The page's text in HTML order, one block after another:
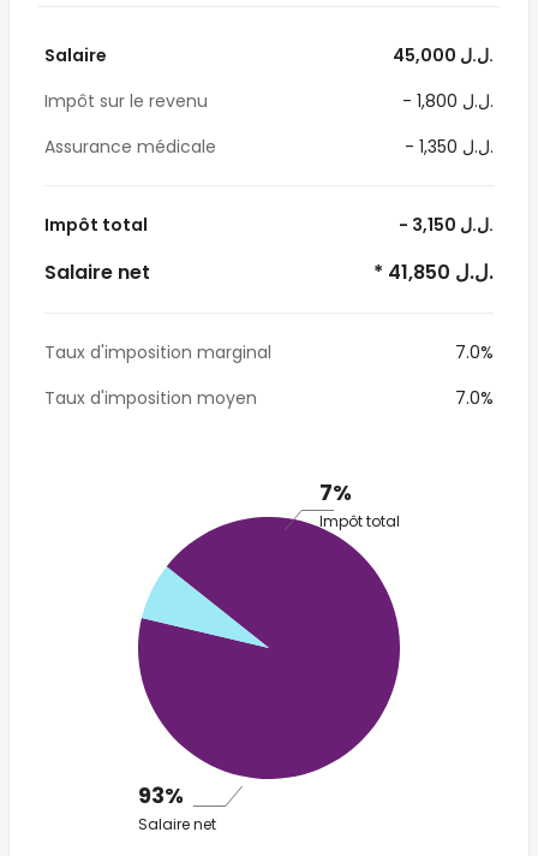
Salaire
45,000 ل.ل.‎
Impôt sur le revenu
- 1,800 ل.ل.‎
Assurance médicale
- 1,350 ل.ل.‎
Impôt total - 3,150 ل.ل.‎
Salaire net * 41,850 ل.ل.‎
Taux d'imposition marginal
7.0%
Taux d'imposition moyen
7.0%
7%
Impôt total
93%
Salaire net